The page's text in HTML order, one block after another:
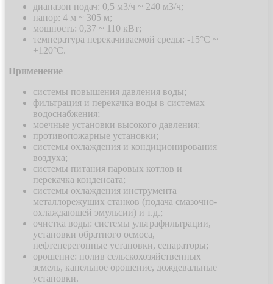
диапазон подач: 0,5 м3/ч ~ 240 м3/ч;
напор: 4 м ~ 305 м;
мощность: 0,37 ~ 110 кВт;
температура перекачиваемой среды: -15°С ~
+120°С.
Применение
системы повышения давления воды;
фильтрация и перекачка воды в системах
водоснабжения;
моечные установки высокого давления;
противопожарные установки;
системы охлаждения и кондиционирования
воздуха;
системы питания паровых котлов и
перекачка конденсата;
системы охлаждения инструмента
металлорежущих станков (подача смазочно-
охлаждающей эмульсии) и т.д.;
очистка воды: системы ультрафильтрации,
установки обратного осмоса,
нефтеперегонные установки, сепараторы;
орошение: полив сельскохозяйственных
земель, капельное орошение, дождевальные
установки.